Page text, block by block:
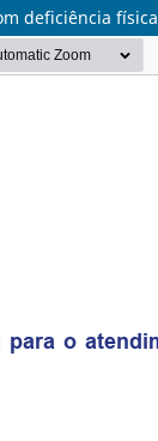
deficiência física